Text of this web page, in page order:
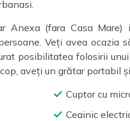
Anexa (fara Casa
Veți avea ocazia
posibilitatea folosirii
aveți un grătar portabil
Cuptor cu
Ceainic